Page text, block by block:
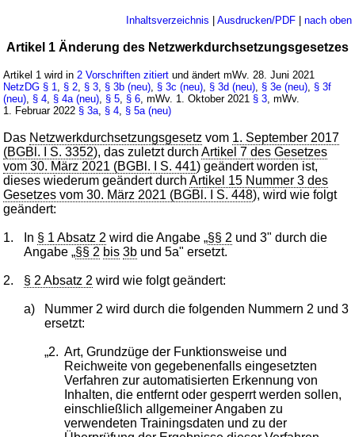
Inhaltsverzeichnis | Ausdrucken/PDF| nach oben
Artikel 1 Änderung des Netzwerkdurchsetzungsgesetzes
Artikel 1 wird in 2 Vorschriften zitiert und ändert mWv. 28. Juni 2021
NetzDG § 1 § 2 § 3 § 3b (neu) § 3c (neu) § 3d (neu) § 3e (neu) § 3f
(neu) § 4 § 4a (neu) § 5 § 6 , mWv. 1. Oktober 2021 § 3 , mWv.
1. Februar 2022 § 3a § 4 § 5a (neu)
Das Netzwerkdurchsetzungsgesetz vom 1. September 2017
(BGBl. I S. 3352), das zuletzt durchArtikel 7 des Gesetzes
vom 30. März 2021 (BGBl. I S. 441) geändert worden ist,
dieses wiederum geändert durchArtikel 15 Nummer 3 des
Gesetzes vom 30. März 2021 (BGBl. I S. 448), wird wie folgt
geändert:
1. In § 1 Absatz 2 wird die Angabe „§§ 2 und 3" durch die
Angabe „§§ 2 bis 3b und 5a" ersetzt.
2. § 2 Absatz 2 wird wie folgt geändert:
a)
Nummer 2 wird durch die folgenden Nummern 2 und 3
ersetzt:
„2. Art, Grundzüge der Funktionsweise und
Reichweite von gegebenenfalls eingesetzten
Verfahren zur automatisierten Erkennung von
Inhalten, die entfernt oder gesperrt werden sollen,
einschließlich allgemeiner Angaben zu
verwendeten Trainingsdaten und zu der